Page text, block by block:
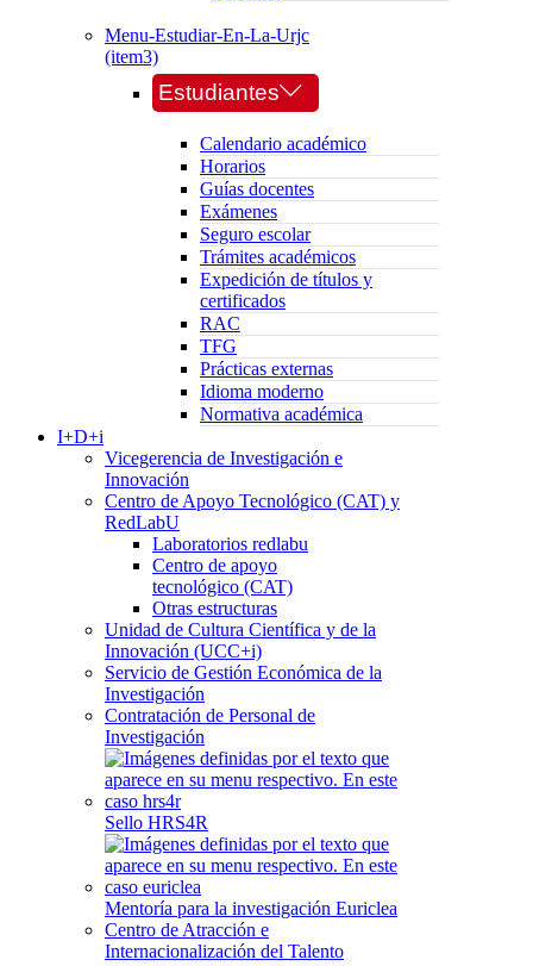
Menu-Estudiar-En-La-Urjc
(item3)
Estudiantes
Calendario académico
Horarios
Guías docentes
Exámenes
Seguro escolar
Trámites académicos
Expedición de títulos y
certificados
RAC
TFG
Prácticas externas
Idioma moderno
Normativa académica
I+D+i
Vicegerencia de Investigación e
Innovación
Centro de Apoyo Tecnológico (CAT) y
RedLabU
Laboratorios redlabu
Centro de apoyo
tecnológico (CAT)
Otras estructuras
Unidad de Cultura Científica y de la
Innovación (UCC+i)
Servicio de Gestión Económica de la
Investigación
Contratación de Personal de
Investigación
Sello HRS4R
Mentoría para la investigación Euriclea
Centro de Atracción e
Internacionalización del Talento